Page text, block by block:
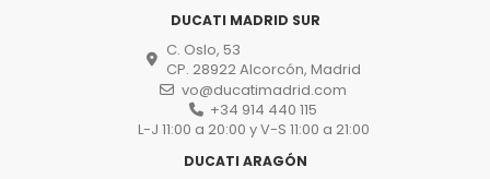
DUCATI MADRID SUR
C. Oslo, 53
CP. 28922 Alcorcón, Madrid
vo@ducatimadrid.com
+34 914 440 115
L-J 11:00 a 20:00 y V-S 11:00 a 21:00
DUCATI ARAGÓN